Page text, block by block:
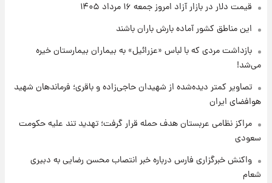
قیمت طلا و سکه امروز پنجشنبه ۱۵ مرداد ۱۴۰۵
شارژ جدید کالابرگ برای سه دهک؛ جزئیات اعلام
قیمت دلار در بازار آزاد امروز جمعه ۱۶ مرداد ۱۴۰۵
این مناطق کشور آماده بارش باران باشند
بازداشت مردی که با لباس «عزرائیل» به بیماران بیمارستان خیره
می‌شد!
تصاویر کمتر دیده‌شده از شهیدان حاجی‌زاده و باقری؛ فرماندهان شهید
هوافضای ایران
مراکز نظامی عربستان هدف حمله قرار گرفت؛ تهدید تند علیه حکومت
سعودی
واکنش خبرگزاری فارس درباره خبر انتصاب محسن رضایی به دبیری
شعام